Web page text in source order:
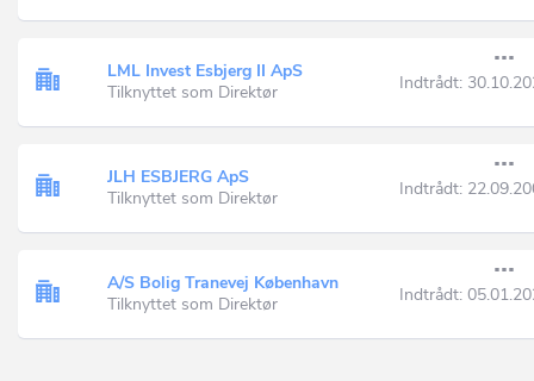
LML Invest Esbjerg II ApS
Tilknyttet som Direktør
Indtrådt:
JLH ESBJERG ApS
Tilknyttet som Direktør
Indtrådt:
A/S Bolig Tranevej København
Tilknyttet som Direktør
Indtrådt: